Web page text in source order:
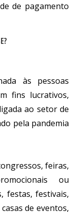
de pagamento
às pessoas
fins lucrativos,
ao setor de
pela pandemia
feiras,
ou
festas, festivais,
de eventos,